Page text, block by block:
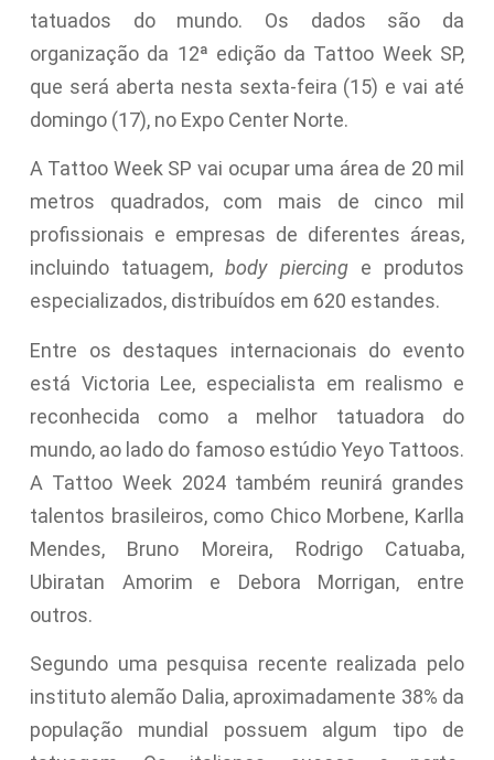
tatuados do mundo. Os dados são da
organização da 12ª edição da Tattoo Week SP,
que será aberta nesta sexta-feira (15) e vai até
domingo (17), no Expo Center Norte.
A Tattoo Week SP vai ocupar uma área de 20 mil
metros quadrados, com mais de cinco mil
profissionais e empresas de diferentes áreas,
incluindo tatuagem, body piercinge produtos
especializados, distribuídos em 620 estandes.
Entre os destaques internacionais do evento
está Victoria Lee, especialista em realismo e
reconhecida como a melhor tatuadora do
mundo, ao lado do famoso estúdio Yeyo Tattoos.
A Tattoo Week 2024 também reunirá grandes
talentos brasileiros, como Chico Morbene, Karlla
Mendes, Bruno Moreira, Rodrigo Catuaba,
Ubiratan Amorim e Debora Morrigan, entre
outros.
Segundo uma pesquisa recente realizada pelo
instituto alemão Dalia, aproximadamente 38% da
população mundial possuem algum tipo de